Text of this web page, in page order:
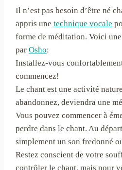
Il n’est pas besoin d’être né
appris une technique vocale
forme de méditation. Voici
par Osho:
Installez-vous
commencez!
Le chant est une activité
abandonnez, deviendra une
Vous pouvez commencer à
perdre dans le chant. Au
simplement un son fredonné
Restez conscient de votre
contrôler le chant, mais pour